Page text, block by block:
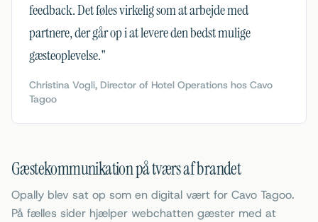
feedback. Det føles virkelig som at arbejde med
partnere, der går op i at levere den bedst mulige
gæsteoplevelse."
Christina Vogli, Director of Hotel Operations hos Cavo
Tagoo
Gæstekommunikation på tværs af brandet
Opally blev sat op som en digital vært for Cavo Tagoo.
På fælles sider hjælper webchatten gæster med at